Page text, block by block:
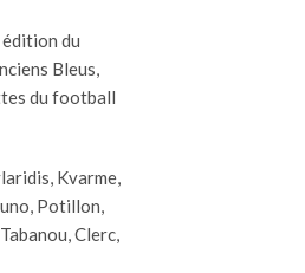
du
Bleus,
du football
Kvarme,
Potillon,
Clerc,